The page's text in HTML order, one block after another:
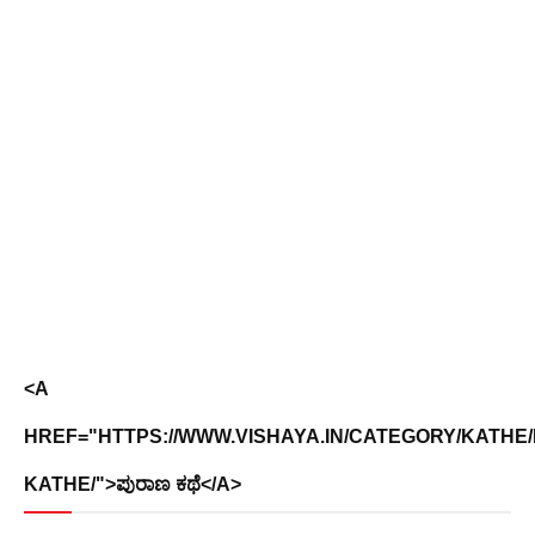
<A
HREF="HTTPS://WWW.VISHAYA.IN/CATEGORY/
KATHE/">ಪುರಾಣ ಕಥೆ</A>